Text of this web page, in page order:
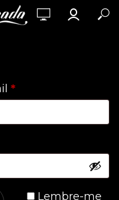
*Obrigatório
Lembre-me